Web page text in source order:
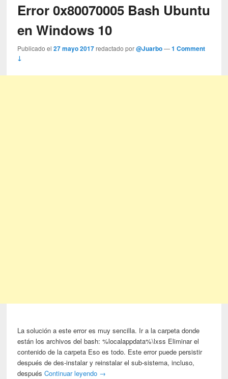
Error 0x80070005 Bash Ubuntu
en Windows 10
Publicado el27 mayo 2017 redactado por@Juarbo —1 Comment
↓
La solución a este error es muy sencilla. Ir a la carpeta donde
están los archivos del bash: %localappdata%\lxss Eliminar el
contenido de la carpeta Eso es todo. Este error puede persistir
después de des-instalar y reinstalar el sub-sistema, incluso,
despuésContinuar leyendo →